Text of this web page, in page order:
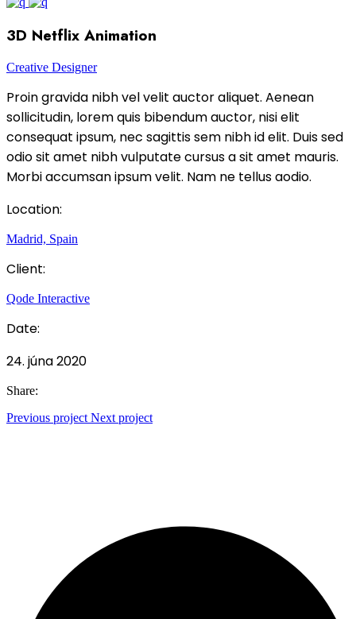
3D Netflix Animation
Creative Designer
Proin gravida nibh vel velit auctor aliquet. Aenean
sollicitudin, lorem quis bibendum auctor, nisi elit
consequat ipsum, nec sagittis sem nibh id elit. Duis sed
odio sit amet nibh vulputate cursus a sit amet mauris.
Morbi accumsan ipsum velit. Nam ne tellus aodio.
Location:
Madrid, Spain
Client:
Qode Interactive
Date:
24. júna 2020
Share:
Previous project Next project